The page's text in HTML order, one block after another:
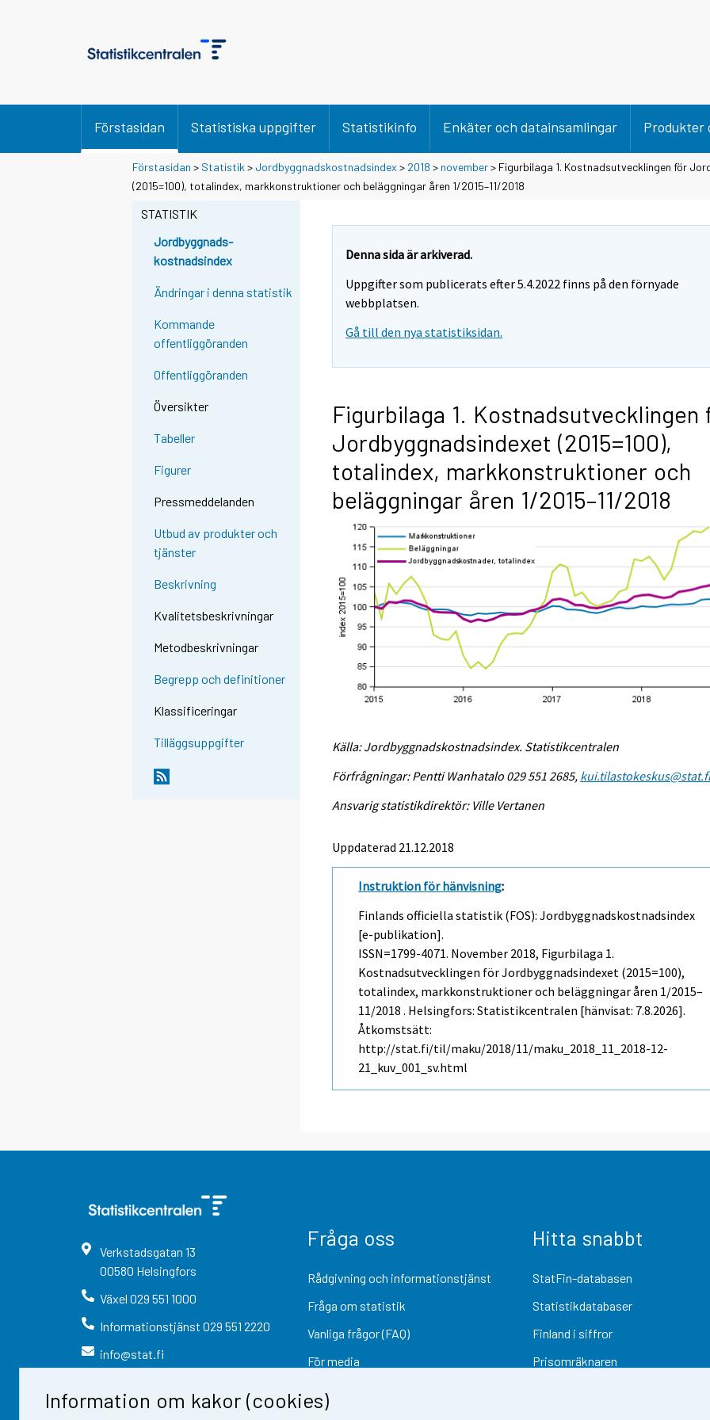
Information om kakor (cookies)
Förstasidan Statistiska uppgifter Statistikinfo Enkäter och datainsamlingar Produkter
Förstasidan > Statistik > Jordbyggnadskostnadsindex > 2018 > november> Figurbilaga 1. Kostnadsutvecklingen för
(2015=100), totalindex, markkonstruktioner och beläggningar åren 1/2015–11/2018
STATISTIK
Jordbyggnads-
kostnadsindex
Ändringar i denna statistik
Kommande
offentliggöranden
Offentliggöranden
Översikter
Tabeller
Figurer
Pressmeddelanden
Utbud av produkter och
tjänster
Beskrivning
Kvalitetsbeskrivningar
Metodbeskrivningar
Begrepp och definitioner
Klassificeringar
Tilläggsuppgifter
Denna sida är arkiverad.
Uppgifter som publicerats efter 5.4.2022 finns på den förnyade
webbplatsen.
Gå till den nya statistiksidan.
Figurbilaga 1. Kostnadsutvecklingen
Jordbyggnadsindexet (2015=100),
totalindex, markkonstruktioner och
beläggningar åren 1/2015–11/2018
Källa: Jordbyggnadskostnadsindex. Statistikcentralen
Förfrågningar: Pentti Wanhatalo 029 551 2685,
Ansvarig statistikdirektör: Ville Vertanen
Uppdaterad 21.12.2018
Instruktion för hänvisning:
Finlands officiella statistik (FOS): Jordbyggnadskostnadsindex
[e-publikation].
ISSN=1799-4071. November 2018, Figurbilaga 1.
Kostnadsutvecklingen för Jordbyggnadsindexet (2015=100),
totalindex, markkonstruktioner och beläggningar åren 1/2015–
11/2018 . Helsingfors: Statistikcentralen [hänvisat: 7.8.2026].
Åtkomstsätt:
http://stat.fi/til/maku/2018/11/maku_2018_11_2018-12-
21_kuv_001_sv.html
Verkstadsgatan 13
00580 Helsingfors
Växel 029 551 1000
Informationstjänst 029 551 2220
info@stat.fi
Fråga oss
Rådgivning och informationstjänst
Fråga om statistik
Vanliga frågor (FAQ)
För media
Hitta snabbt
StatFin-databasen
Statistikdatabaser
Finland i siffror
Prisomräknaren